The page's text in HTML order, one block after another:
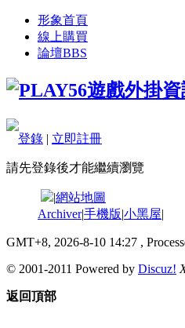
形象首頁
線上購買
論壇BBS
登錄 | 立即註冊
請先登錄後才能繼續瀏覽
|網站地圖
Archiver|手機版|小黑屋|
GMT+8, 2026-8-10 14:27 ,
© 2001-2011 Powered by Discuz!
返回頂部